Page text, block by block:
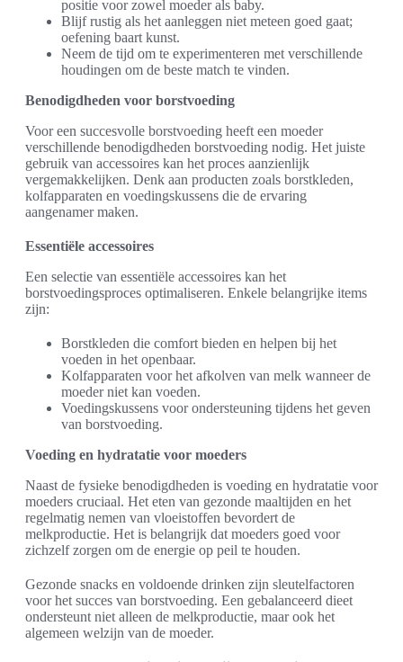
positie voor zowel moeder als baby.
Blijf rustig als het aanleggen niet meteen goed gaat;
oefening baart kunst.
Neem de tijd om te experimenteren met verschillende
houdingen om de beste match te vinden.
Benodigdheden voor borstvoeding
Voor een succesvolle borstvoeding heeft een moeder
verschillende benodigdheden borstvoeding nodig. Het juiste
gebruik van accessoires kan het proces aanzienlijk
vergemakkelijken. Denk aan producten zoals borstkleden,
kolfapparaten en voedingskussens die de ervaring
aangenamer maken.
Essentiële accessoires
Een selectie van essentiële accessoires kan het
borstvoedingsproces optimaliseren. Enkele belangrijke items
zijn:
Borstkleden die comfort bieden en helpen bij het
voeden in het openbaar.
Kolfapparaten voor het afkolven van melk wanneer de
moeder niet kan voeden.
Voedingskussens voor ondersteuning tijdens het geven
van borstvoeding.
Voeding en hydratatie voor moeders
Naast de fysieke benodigdheden is voeding en hydratatie voor
moeders cruciaal. Het eten van gezonde maaltijden en het
regelmatig nemen van vloeistoffen bevordert de
melkproductie. Het is belangrijk dat moeders goed voor
zichzelf zorgen om de energie op peil te houden.
Gezonde snacks en voldoende drinken zijn sleutelfactoren
voor het succes van borstvoeding. Een gebalanceerd dieet
ondersteunt niet alleen de melkproductie, maar ook het
algemeen welzijn van de moeder.